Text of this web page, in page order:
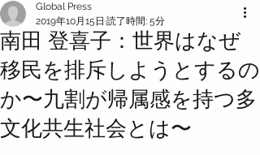
南田 登喜子：世界はなぜ
移民を排斥しようとするの
か〜九割が帰属感を持つ多
文化共生社会とは〜
Global Press
2019年10月15日 読了時間: 5分